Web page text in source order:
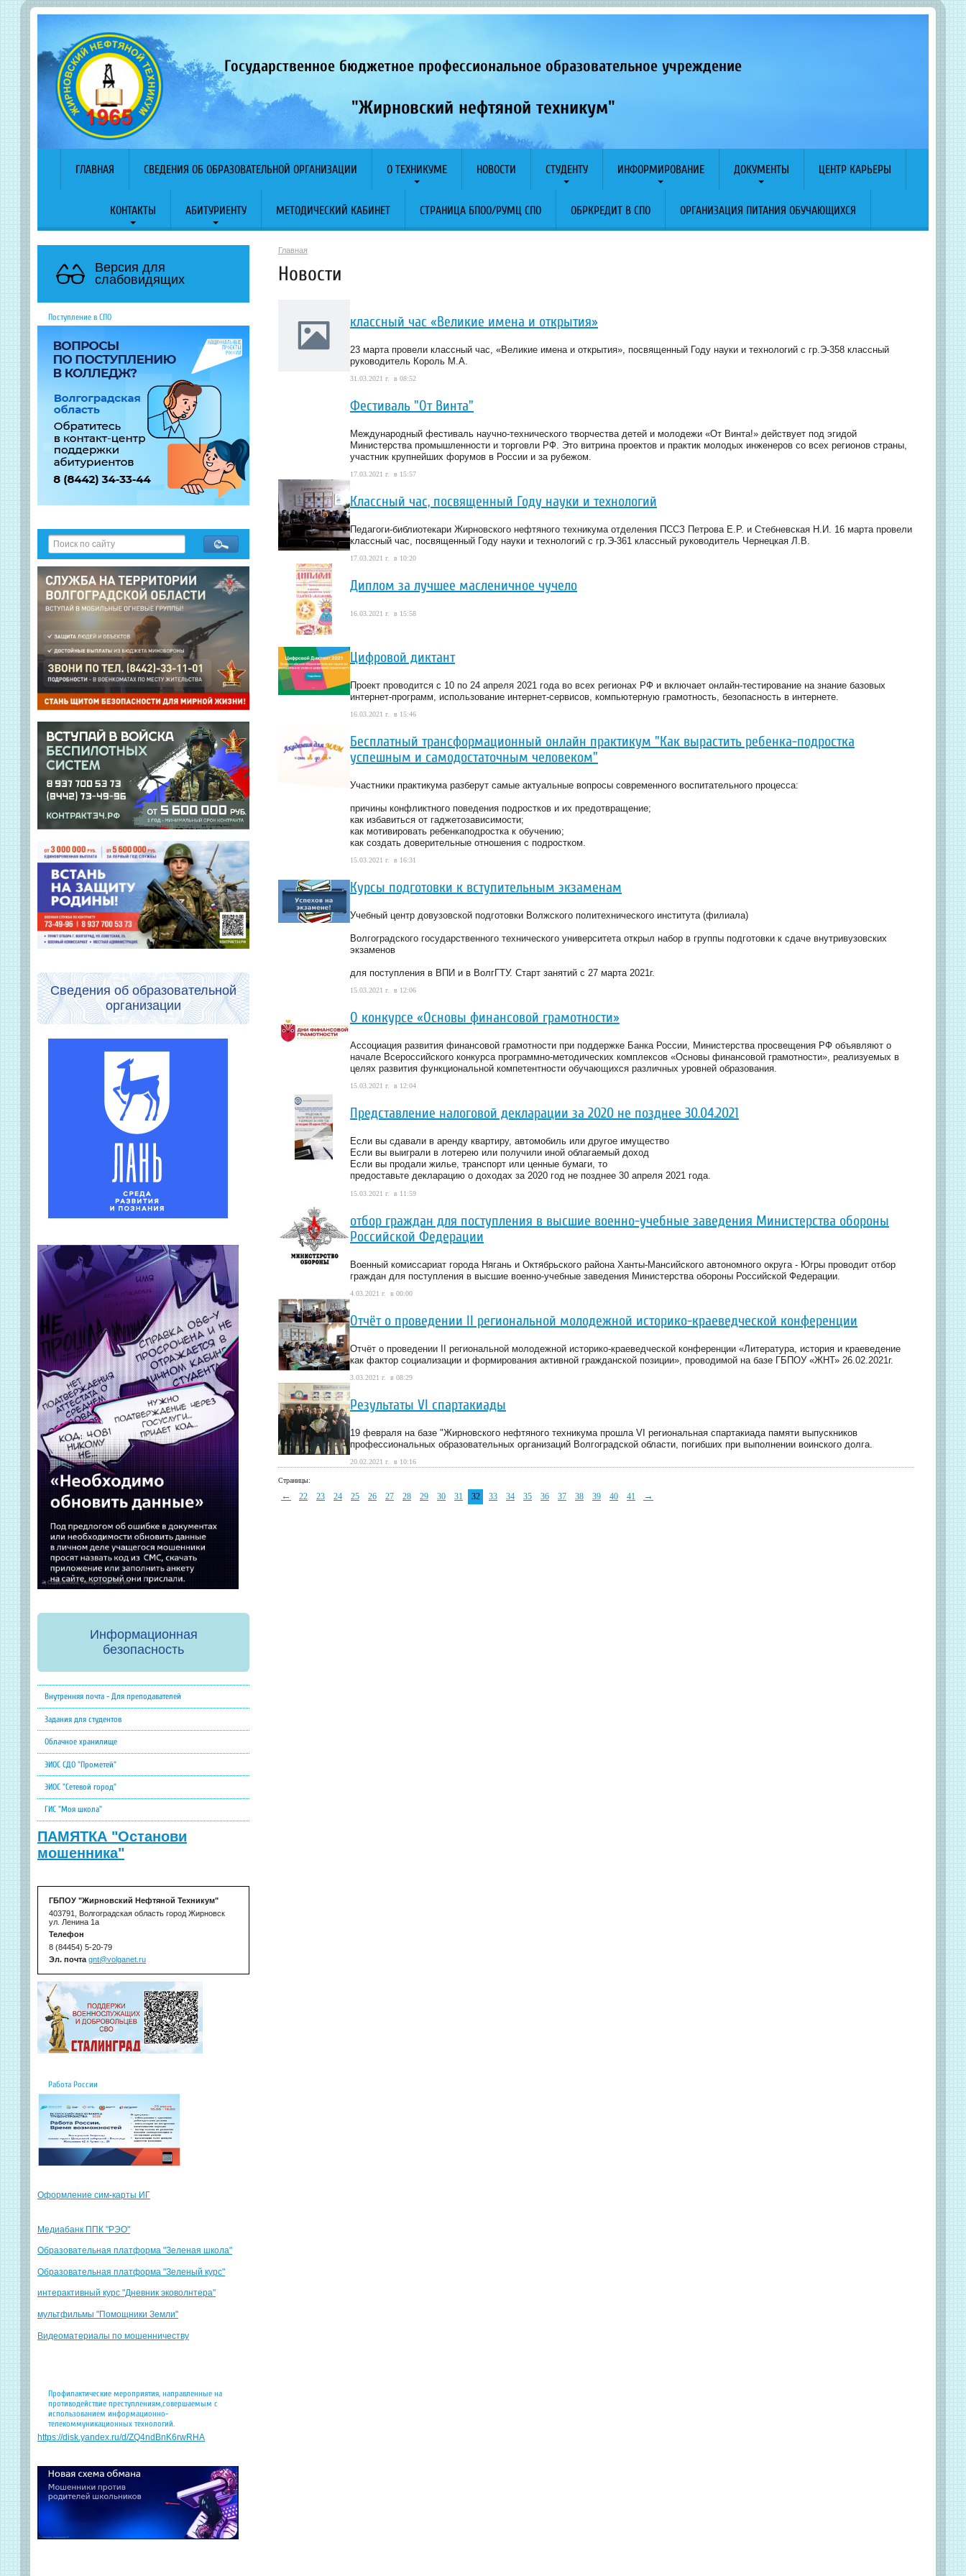
Государственное бюджетное профессиональное образовательное учреждение
"Жирновский нефтяной техникум"
ГЛАВНАЯ СВЕДЕНИЯ ОБ ОБРАЗОВАТЕЛЬНОЙ ОРГАНИЗАЦИИ О ТЕХНИКУМЕ НОВОСТИ СТУДЕНТУ ИНФОРМИРОВАНИЕ ДОКУМЕНТЫ ЦЕНТР КАРЬЕРЫ
КОНТАКТЫ АБИТУРИЕНТУ МЕТОДИЧЕСКИЙ КАБИНЕТ СТРАНИЦА БПОО/РУМЦ СПО ОБРКРЕДИТ В СПО ОРГАНИЗАЦИЯ ПИТАНИЯ ОБУЧАЮЩИХСЯ
Версия для
слабовидящих
Поступление в СПО
Сведения об образовательной
организации
Информационная
безопасность
Внутренняя почта - Для преподавателей
Задания для студентов
Облачное хранилище
ЭИОС СДО "Прометей"
ЭИОС "Сетевой город"
ГИС "Моя школа"
ПАМЯТКА "Останови
мошенника"
ГБПОУ "Жирновский Нефтяной Техникум"
403791, Волгоградская область город Жирновск
ул. Ленина 1а
Телефон
8 (84454) 5-20-79
Эл. почта gnt@volganet.ru
Работа России
Оформление сим-карты ИГ
Медиабанк ППК "РЭО"
Образовательная платформа "Зеленая школа"
Образовательная платформа "Зеленый курс"
интерактивный курс "Дневник эковолнтера"
мультфильмы "Помощники Земли"
Видеоматериалы по мошенничеству
Профилактические мероприятия, направленные на
противодействие преступлениям,совершаемым с
использованием информационно-
телекоммуникационных технологий.
https://disk.yandex.ru/d/ZQ4ndBnK6rwRHA
Главная
Новости
классный час «Великие имена и открытия»
23 марта провели классный час, «Великие имена и открытия», посвященный Году науки и технологий с гр.Э-358 классный
руководитель Король М.А.
31.03.2021 г. в 08:52
Фестиваль "От Винта"
Международный фестиваль научно-технического творчества детей и молодежи «От Винта!» действует под эгидой
Министерства промышленности и торговли РФ. Это витрина проектов и практик молодых инженеров со всех регионов страны,
участник крупнейших форумов в России и за рубежом.
17.03.2021 г. в 15:57
Классный час, посвященный Году науки и технологий
Педагоги-библиотекари Жирновского нефтяного техникума отделения ПССЗ Петрова Е.Р. и Стебневская Н.И. 16 марта провели
классный час, посвященный Году науки и технологий с гр.Э-361 классный руководитель Чернецкая Л.В.
17.03.2021 г. в 10:20
Диплом за лучшее масленичное чучело
16.03.2021 г. в 15:58
Цифровой диктант
Проект проводится с 10 по 24 апреля 2021 года во всех регионах РФ и включает онлайн-тестирование на знание базовых
интернет-программ, использование интернет-сервисов, компьютерную грамотность, безопасность в интернете.
16.03.2021 г. в 15:46
Бесплатный трансформационный онлайн практикум "Как вырастить ребенка-подростка
успешным и самодостаточным человеком"
Участники практикума разберут самые актуальные вопросы современного воспитательного процесса:
причины конфликтного поведения подростков и их предотвращение;
как избавиться от гаджетозависимости;
как мотивировать ребенкаподростка к обучению;
как создать доверительные отношения с подростком.
15.03.2021 г. в 16:31
Курсы подготовки к вступительным экзаменам
Учебный центр довузовской подготовки Волжского политехнического института (филиала)
Волгоградского государственного технического университета открыл набор в группы подготовки к сдаче внутривузовских
экзаменов
для поступления в ВПИ и в ВолгГТУ. Старт занятий с 27 марта 2021г.
15.03.2021 г. в 12:06
О конкурсе «Основы финансовой грамотности»
Ассоциация развития финансовой грамотности при поддержке Банка России, Министерства просвещения РФ объявляют о
начале Всероссийского конкурса программно-методических комплексов «Основы финансовой грамотности», реализуемых в
целях развития функциональной компетентности обучающихся различных уровней образования.
15.03.2021 г. в 12:04
Представление налоговой декларации за 2020 не позднее 30.04.2021
Если вы сдавали в аренду квартиру, автомобиль или другое имущество
Если вы выиграли в лотерею или получили иной облагаемый доход
Если вы продали жилье, транспорт или ценные бумаги, то
предоставьте декларацию о доходах за 2020 год не позднее 30 апреля 2021 года.
15.03.2021 г. в 11:59
отбор граждан для поступления в высшие военно-учебные заведения Министерства обороны
Российской Федерации
Военный комиссариат города Нягань и Октябрьского района Ханты-Мансийского автономного округа - Югры проводит отбор
граждан для поступления в высшие военно-учебные заведения Министерства обороны Российской Федерации.
4.03.2021 г. в 00:00
Отчёт о проведении II региональной молодежной историко-краеведческой конференции
Отчёт о проведении II региональной молодежной историко-краеведческой конференции «Литература, история и краеведение
как фактор социализации и формирования активной гражданской позиции», проводимой на базе ГБПОУ «ЖНТ» 26.02.2021г.
3.03.2021 г. в 08:29
Результаты VI спартакиады
19 февраля на базе "Жирновского нефтяного техникума прошла VI региональная спартакиада памяти выпускников
профессиональных образовательных организаций Волгоградской области, погибших при выполнении воинского долга.
20.02.2021 г. в 10:16
Страницы:
← 22 23 24 25 26 27 28 29 30 31 32 33 34 35 36 37 38 39 40 41 →